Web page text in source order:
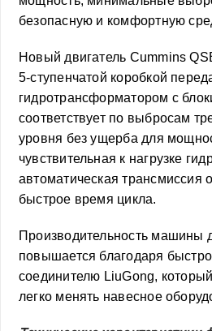
безопасную и комфортную
Новый двигатель Cummins
5-ступенчатой коробкой
гидротрансформатором с
соответствует по выбросам
уровня без ущерба для
чувствительная к нагрузке
автоматическая трансмиссия
быстрое время цикла.
Производительность машины
повышается благодаря
соединителю LiuGong,
легко менять навесное